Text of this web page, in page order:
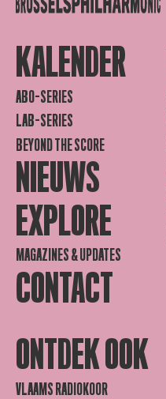
KALENDER
ABO-SERIES
LAB-SERIES
BEYOND THE SCORE
NIEUWS
EXPLORE
MAGAZINES & UPDATES
CONTACT
ONTDEK OOK
VLAAMS RADIOKOOR